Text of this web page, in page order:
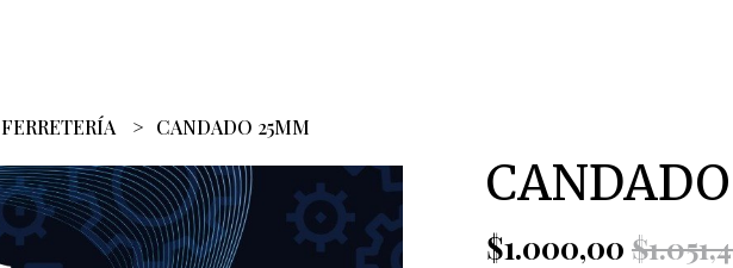
FERRETERÍA CANDADO 25MM
$1.000,00